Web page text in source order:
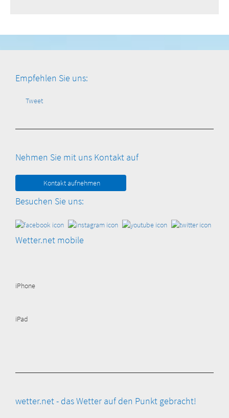
Empfehlen Sie uns:
Tweet
Nehmen Sie mit uns Kontakt auf
Kontakt aufnehmen
Besuchen Sie uns:
Wetter.net mobile
iPhone
iPad
wetter.net - das Wetter auf den Punkt gebracht!